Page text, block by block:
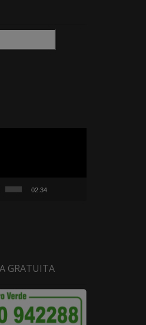
02:34
GRATUITA